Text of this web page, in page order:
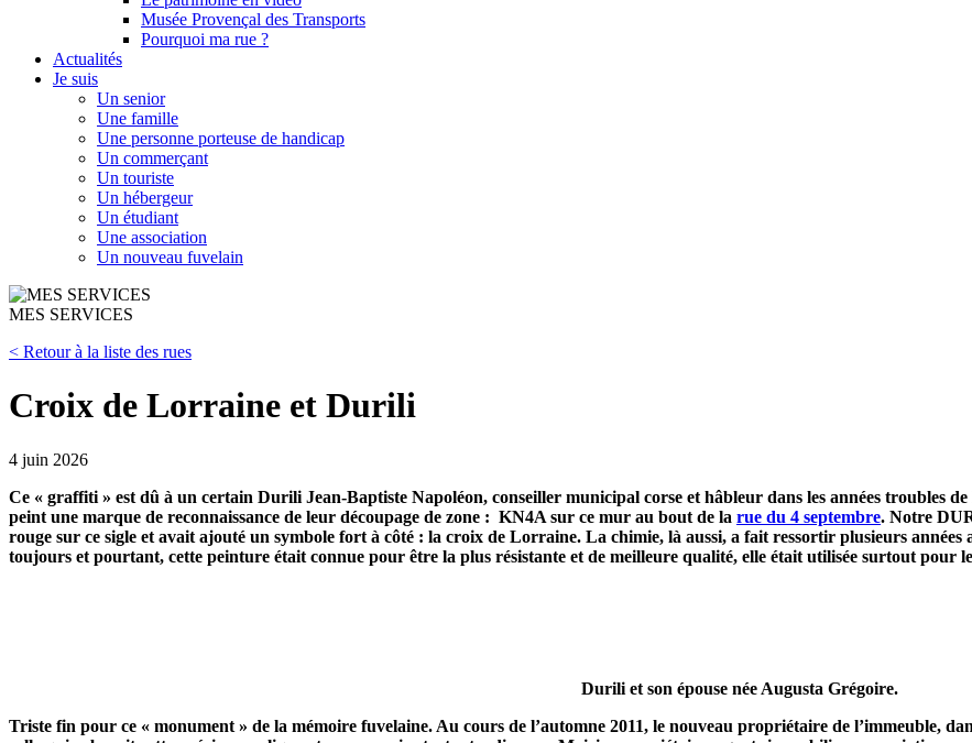
Musée Provençal des Transports
Pourquoi ma rue ?
Actualités
Je suis
Un senior
Une famille
Une personne porteuse de handicap
Un commerçant
Un touriste
Un hébergeur
Un étudiant
Une association
Un nouveau fuvelain
MES SERVICES
< Retour à la liste des rues
Croix de Lorraine et Durili
4 juin 2026
Ce « graffiti » est dû à un certain Durili Jean-Baptiste Napoléon, conseiller municipal corse et hâbleur dans les années troubles
peint une marque de reconnaissance de leur découpage de zone : KN4A sur ce mur au bout de la rue du 4 septembre. Notre
rouge sur ce sigle et avait ajouté un symbole fort à côté : la croix de Lorraine. La chimie, là aussi, a fait ressortir plusieurs
toujours et pourtant, cette peinture était connue pour être la plus résistante et de meilleure qualité, elle était utilisée surtout pour
Durili et son épouse née Augusta Grégoire.
Triste fin pour ce « monument » de la mémoire fuvelaine. Au cours de l’automne 2011, le nouveau propriétaire de l’immeuble,